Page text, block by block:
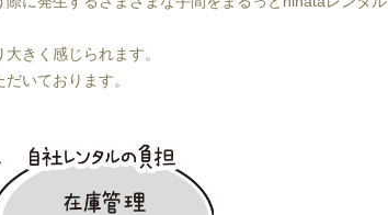
きく感じられます。
いております。